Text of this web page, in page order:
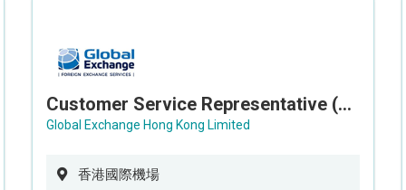
Customer Service Representative (Airport)
Global Exchange Hong Kong Limited
香港國際機場